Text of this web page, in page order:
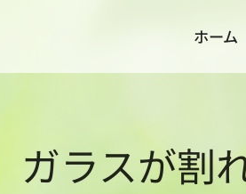
ホーム
ガラスが割